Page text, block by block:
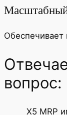
X5 MRP